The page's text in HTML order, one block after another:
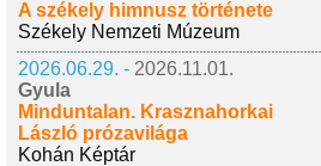
A székely himnusz története
Székely Nemzeti Múzeum
2026.06.29. - 2026.11.01.
Gyula
Minduntalan. Krasznahorkai
László prózavilága
Kohán Képtár